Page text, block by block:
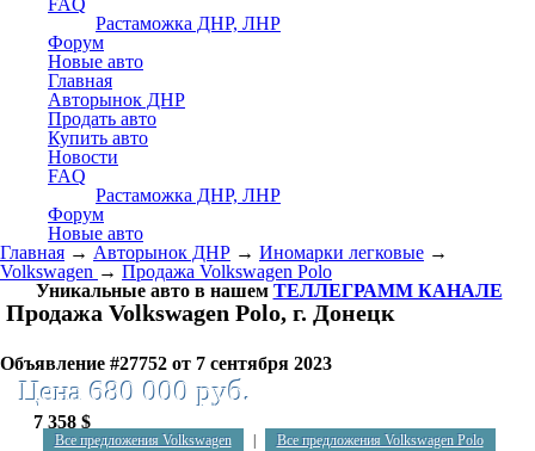
FAQ
Растаможка ДНР, ЛНР
Форум
Новые авто
Главная
Авторынок ДНР
Продать авто
Купить авто
Новости
FAQ
Растаможка ДНР, ЛНР
Форум
Новые авто
Главная → Авторынок ДНР → Иномарки легковые →
Volkswagen → Продажа Volkswagen Polo
Уникальные авто в нашем ТЕЛЛЕГРАММ КАНАЛЕ
Продажа Volkswagen Polo, г. Донецк
Объявление #27752 от 7 сентября 2023
Цена 680 000 руб.
7 358 $
Все предложения Volkswagen Все предложения Volkswagen Polo